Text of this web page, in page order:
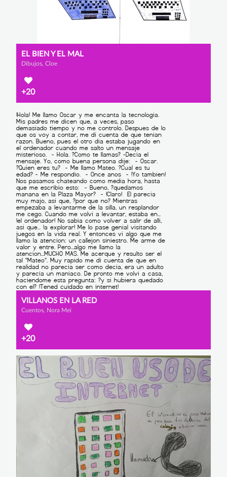
EL BIEN Y EL MAL
Dibujos, Cloe
+20
VILLANOS EN LA RED
Cuentos, Nora Mei
+20